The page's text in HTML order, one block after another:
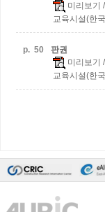
미리보기 /
교육시설(한
p. 50
판권
미리보기 /
교육시설(한